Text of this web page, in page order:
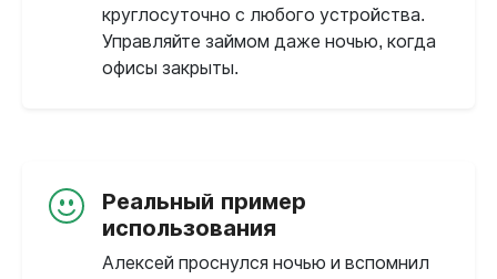
круглосуточно с любого устройства.
Управляйте займом даже ночью, когда
офисы закрыты.
Реальный пример
использования
Алексей проснулся ночью и вспомнил